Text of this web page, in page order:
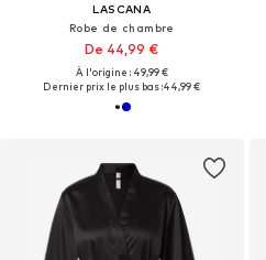
LASCANA
Robe de chambre
De 44,99 €
À l'origine : 49,99 €
Dernier prix le plus bas :44,99 €